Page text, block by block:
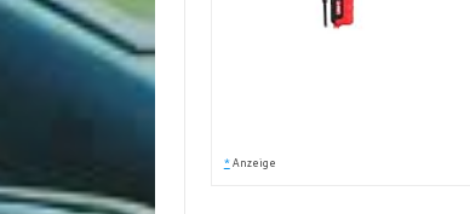
* Anzeige